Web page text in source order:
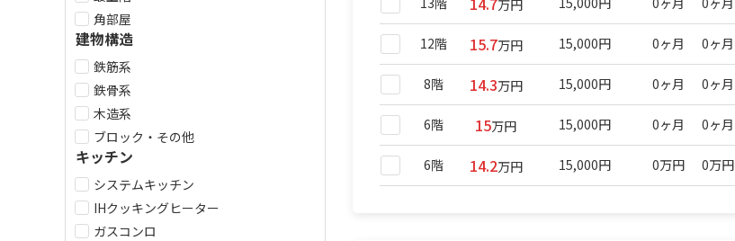
万円
12階 15.7万円 15,000円 0ヶ月 0ヶ月
8階 14.3万円 15,000円 0ヶ月 0ヶ月
6階 15万円 15,000円 0ヶ月 0ヶ月
6階 14.2万円 15,000円 0万円 0万円
角部屋
建物構造
鉄筋系
鉄骨系
木造系
ブロック・その他
キッチン
システムキッチン
IHクッキングヒーター
ガスコンロ